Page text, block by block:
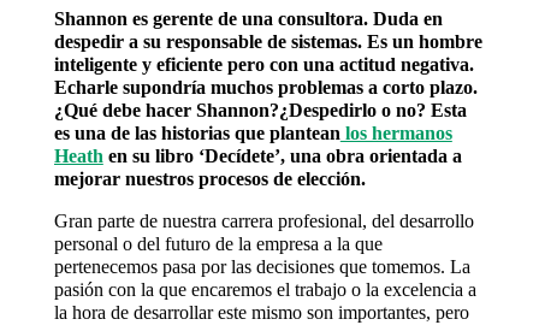
Shannon es gerente de una consultora. Duda en
despedir a su responsable de sistemas. Es un hombre
inteligente y eficiente pero con una actitud negativa.
Echarle supondría muchos problemas a corto plazo.
¿Qué debe hacer Shannon?¿Despedirlo o no? Esta
es una de las historias que planteanlos hermanos
Heathen su libro ‘Decídete’, una obra orientada a
mejorar nuestros procesos de elección.
Gran parte de nuestra carrera profesional, del desarrollo
personal o del futuro de la empresa a la que
pertenecemos pasa por las decisiones que tomemos. La
pasión con la que encaremos el trabajo o la excelencia a
la hora de desarrollar este mismo son importantes, pero